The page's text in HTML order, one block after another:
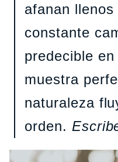
afanan
constante
predecible
muestra
naturaleza
orden.